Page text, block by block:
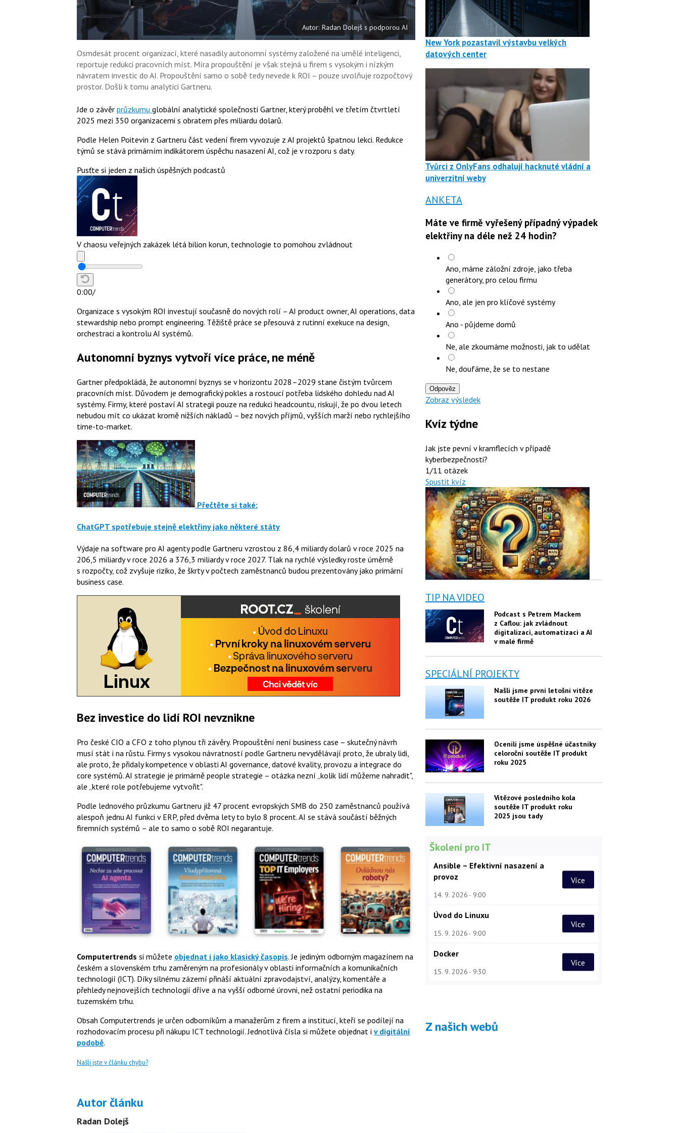
Autor: Radan Dolejš s podporou AI
Osmdesát procent organizací, které nasadily autonomní systémy založené na umělé inteligenci,
reportuje redukci pracovních míst. Míra propouštění je však stejná u firem s vysokým i nízkým
návratem investic do AI. Propouštění samo o sobě tedy nevede k ROI – pouze uvolňuje rozpočtový
prostor. Došli k tomu analytici Gartneru.
Jde o závěr průzkumu globální analytické společnosti Gartner, který proběhl ve třetím čtvrtletí
2025 mezi 350 organizacemi s obratem přes miliardu dolarů.
Podle Helen Poitevin z Gartneru část vedení firem vyvozuje z AI projektů špatnou lekci. Redukce
týmů se stává primárním indikátorem úspěchu nasazení AI, což je v rozporu s daty.
Pusťte si jeden z našich úspěšných podcastů
V chaosu veřejných zakázek létá bilion korun, technologie to pomohou zvládnout
0:00/
Organizace s vysokým ROI investují současně do nových rolí – AI product owner, AI operations, data
stewardship nebo prompt engineering. Těžiště práce se přesouvá z rutinní exekuce na design,
orchestraci a kontrolu AI systémů.
Autonomní byznys vytvoří více práce, ne méně
Gartner předpokládá, že autonomní byznys se v horizontu 2028–2029 stane čistým tvůrcem
pracovních míst. Důvodem je demografický pokles a rostoucí potřeba lidského dohledu nad AI
systémy. Firmy, které postaví AI strategii pouze na redukci headcountu, riskují, že po dvou letech
nebudou mít co ukázat kromě nižších nákladů – bez nových příjmů, vyšších marží nebo rychlejšího
time-to-market.
Přečtěte si také:
ChatGPT spotřebuje stejně elektřiny jako některé státy
Výdaje na software pro AI agenty podle Gartneru vzrostou z 86,4 miliardy dolarů v roce 2025 na
206,5 miliardy v roce 2026 a 376,3 miliardy v roce 2027. Tlak na rychlé výsledky roste úměrně
s rozpočty, což zvyšuje riziko, že škrty v počtech zaměstnanců budou prezentovány jako primární
business case.
Bez investice do lidí ROI nevznikne
Pro české CIO a CFO z toho plynou tři závěry. Propouštění není business case – skutečný návrh
musí stát i na růstu. Firmy s vysokou návratností podle Gartneru nevydělávají proto, že ubraly lidi,
ale proto, že přidaly kompetence v oblasti AI governance, datové kvality, provozu a integrace do
core systémů. AI strategie je primárně people strategie – otázka nezní „kolik lidí můžeme nahradit",
ale „které role potřebujeme vytvořit".
Podle lednového průzkumu Gartneru již 47 procent evropských SMB do 250 zaměstnanců používá
alespoň jednu AI funkci v ERP, před dvěma lety to bylo 8 procent. AI se stává součástí běžných
firemních systémů – ale to samo o sobě ROI negarantuje.
Computertrends si můžete objednat i jako klasický časopis. Je jediným odborným magazínem na
českém a slovenském trhu zaměreným na profesionály v oblasti informačních a komunikačních
technologií (ICT). Díky silnému zázemí přináší aktuální zpravodajství, analýzy, komentáře a
přehledy nejnovejších technologií dříve a na vyšší odborné úrovni, než ostatní periodika na
tuzemském trhu.
Obsah Computertrends je určen odborníkům a manažerům z firem a institucí, kteří se podílejí na
rozhodovacím procesu při nákupu ICT technologií. Jednotlivá čísla si můžete objednat i v digitální
podobě.
Našli jste v článku chybu?
Autor článku
Radan Dolejš
New York pozastavil výstavbu velkých
datových center
Tvůrci z OnlyFans odhalují hacknuté vládní a
univerzitní weby
ANKETA
Máte ve firmě vyřešený případný výpadek
elektřiny na déle než 24 hodin?
Ano, máme záložní zdroje, jako třeba
generátory, pro celou firmu
Ano, ale jen pro klíčové systémy
Ano - půjdeme domů
Ne, ale zkoumáme možnosti, jak to udělat
Ne, doufáme, že se to nestane
Odpověz
Zobraz výsledek
Kvíz týdne
Jak jste pevní v kramflecích v případě
kyberbezpečnosti?
1/11 otázek
Spustit kvíz
TIP NA VIDEO
Podcast s Petrem Mackem
z Caflou: jak zvládnout
digitalizaci, automatizaci a AI
v malé firmě
SPECIÁLNÍ PROJEKTY
Našli jsme první letošní vítěze
soutěže IT produkt roku 2026
Ocenili jsme úspěšné účastníky
celoroční soutěže IT produkt
roku 2025
Vítězové posledního kola
soutěže IT produkt roku
2025 jsou tady
Školení pro IT
Ansible – Efektivní nasazení a
provoz
14. 9. 2026 9:00
Více
Úvod do Linuxu
15. 9. 2026 9:00
Více
Docker
15. 9. 2026 9:30
Více
Z našich webů